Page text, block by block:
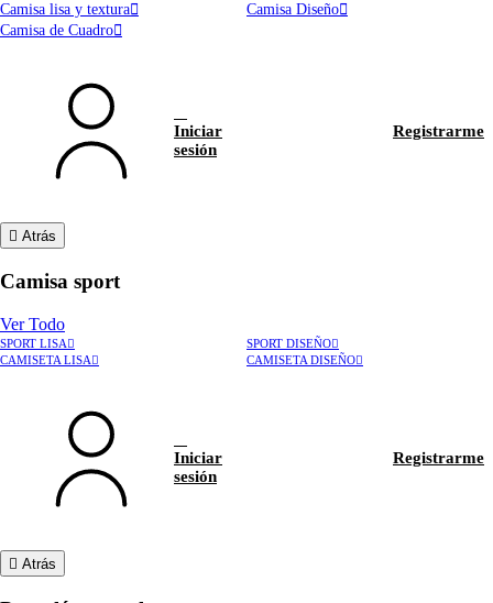
Camisa lisa y textura
Camisa Diseño
Camisa de Cuadro
Iniciar
sesión
Registrarme
Atrás
Camisa sport
Ver Todo
SPORT LISA
SPORT DISEÑO
CAMISETA LISA
CAMISETA DISEÑO
Iniciar
sesión
Registrarme
Atrás